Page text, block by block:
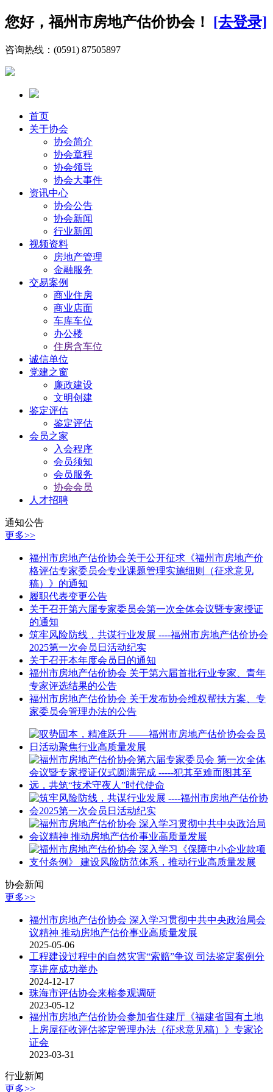
您好，福州市房地产估价协会！ [去登录]
咨询热线：(0591) 87505897
首页
关于协会
协会简介
协会章程
协会领导
协会大事件
资讯中心
协会公告
协会新闻
行业新闻
视频资料
房地产管理
金融服务
交易案例
商业住房
商业店面
车库车位
办公楼
住房含车位
诚信单位
党建之窗
廉政建设
文明创建
鉴定评估
鉴定评估
会员之家
入会程序
会员须知
会员服务
协会会员
人才招聘
通知公告
更多>>
福州市房地产估价协会关于公开征求《福州市房地产价
格评估专家委员会专业课题管理实施细则（征求意见
稿）》的通知
履职代表变更公告
关于召开第六届专家委员会第一次全体会议暨专家授证
的通知
筑牢风险防线，共谋行业发展 ----福州市房地产估价协会
2025第一次会员日活动纪实
关于召开本年度会员日的通知
福州市房地产估价协会 关于第六届首批行业专家、青年
专家评选结果的公告
福州市房地产估价协会 关于发布协会维权帮扶方案、专
家委员会管理办法的公告
协会新闻
更多>>
福州市房地产估价协会 深入学习贯彻中共中央政治局会
议精神 推动房地产估价事业高质量发展
2025-05-06
工程建设过程中的自然灾害“索赔”争议 司法鉴定案例分
享讲座成功举办
2024-12-17
珠海市评估协会来榕参观调研
2023-05-12
福州市房地产估价协会参加省住建厅《福建省国有土地
上房屋征收评估鉴定管理办法（征求意见稿）》专家论
证会
2023-03-31
行业新闻
更多>>